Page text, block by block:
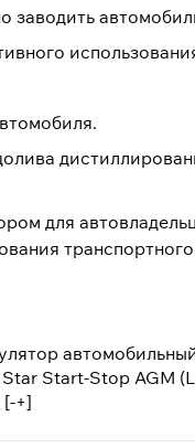
заводить
для
Start-Stop AGM
+]